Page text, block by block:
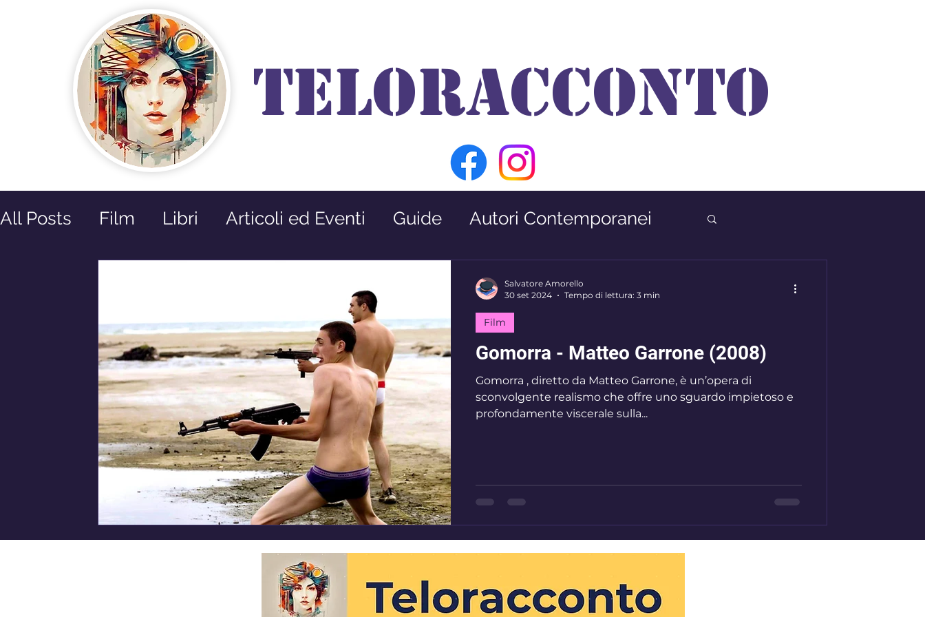
TELORACCONTO
All Posts Film Libri Articoli ed Eventi Guide Autori Contemporanei
Interviste
Gomorra - Matteo Garrone (2008)
Gomorra , diretto da Matteo Garrone, è un’opera di
sconvolgente realismo che offre uno sguardo impietoso e
profondamente viscerale sulla...
Film
Salvatore Amorello
30 set 2024
Tempo di lettura: 3 min